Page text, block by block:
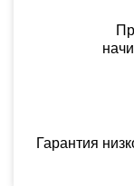
Гарантия